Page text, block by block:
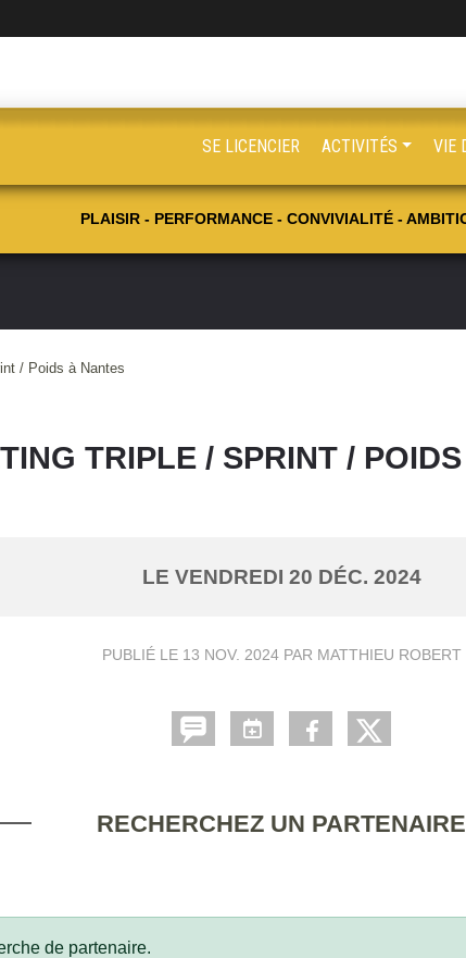
PLAISIR - PERFORMANCE - CONVIVIALITÉ -
/ Poids à Nantes
TRIPLE / SPRINT /
LE VENDREDI 20 DÉC. 2024
PUBLIÉ LE 13 NOV. 2024PAR MATTHIEU ROBERT
RECHERCHEZ UN PARTENAIRE
de partenaire.
SE LICENCIER ACTIVITÉS VIE